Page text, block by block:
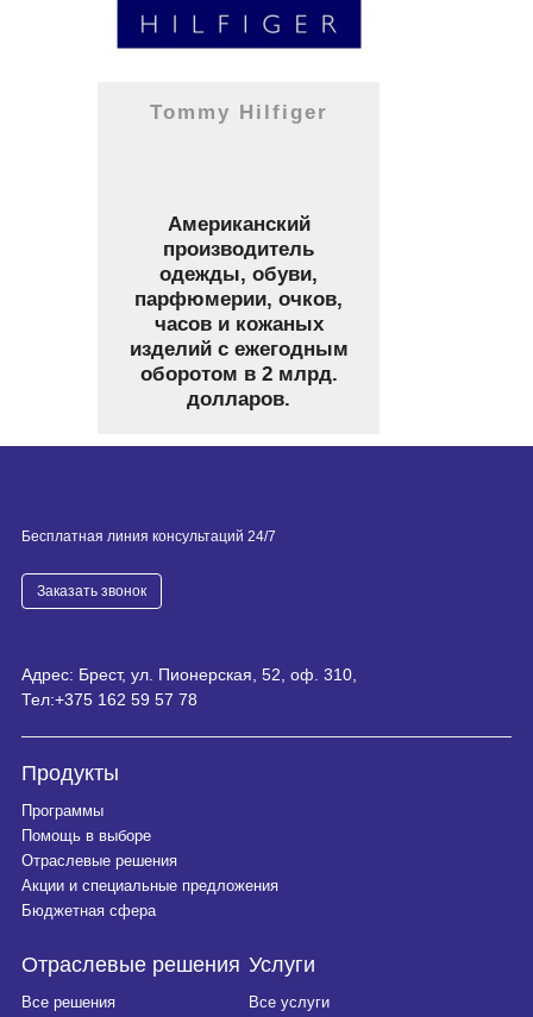
Tommy Hilfiger
Американский
производитель
одежды, обуви,
парфюмерии, очков,
часов и кожаных
изделий с ежегодным
оборотом в 2 млрд.
долларов.
Бесплатная линия консультаций 24/7
Заказать звонок
Адрес: Брест, ул. Пионерская, 52, оф. 310,
Тел:+375 162 59 57 78
Продукты
Программы
Помощь в выборе
Отраслевые решения
Акции и специальные предложения
Бюджетная сфера
Отраслевые решения
Все решения
Услуги
Все услуги